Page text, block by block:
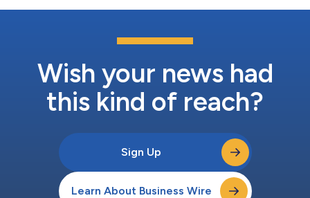
Wish your news had
this kind of reach?
Sign Up
Learn About Business Wire